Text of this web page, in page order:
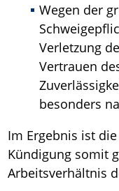
Wegen der
Verletzung
Vertrauen
besonders
Im Ergebnis ist
Kündigung somit
Arbeitsverhältnis